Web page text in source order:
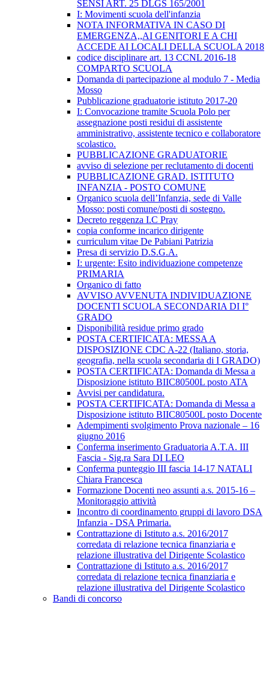
SENSI ART. 25 DLGS 165/2001
I: Movimenti scuola dell'infanzia
NOTA INFORMATIVA IN CASO DI
EMERGENZA,,AI GENITORI E A CHI
ACCEDE AI LOCALI DELLA SCUOLA 2018
codice disciplinare art. 13 CCNL 2016-18
COMPARTO SCUOLA
Domanda di partecipazione al modulo 7 - Media
Mosso
Pubblicazione graduatorie istituto 2017-20
I: Convocazione tramite Scuola Polo per
assegnazione posti residui di assistente
amministrativo, assistente tecnico e collaboratore
scolastico.
PUBBLICAZIONE GRADUATORIE
avviso di selezione per reclutamento di docenti
PUBBLICAZIONE GRAD. ISTITUTO
INFANZIA - POSTO COMUNE
Organico scuola dell’Infanzia, sede di Valle
Mosso: posti comune/posti di sostegno.
Decreto reggenza I.C Pray
copia conforme incarico dirigente
curriculum vitae De Pabiani Patrizia
Presa di servizio D.S.G.A.
I: urgente: Esito individuazione competenze
PRIMARIA
Organico di fatto
AVVISO AVVENUTA INDIVIDUAZIONE
DOCENTI SCUOLA SECONDARIA DI I°
GRADO
Disponibilità residue primo grado
POSTA CERTIFICATA: MESSA A
DISPOSIZIONE CDC A-22 (Italiano, storia,
geografia, nella scuola secondaria di I GRADO)
POSTA CERTIFICATA: Domanda di Messa a
Disposizione istituto BIIC80500L posto ATA
Avvisi per candidatura.
POSTA CERTIFICATA: Domanda di Messa a
Disposizione istituto BIIC80500L posto Docente
Adempimenti svolgimento Prova nazionale – 16
giugno 2016
Conferma inserimento Graduatoria A.T.A. III
Fascia - Sig.ra Sara DI LEO
Conferma punteggio III fascia 14-17 NATALI
Chiara Francesca
Formazione Docenti neo assunti a.s. 2015-16 –
Monitoraggio attività
Incontro di coordinamento gruppi di lavoro DSA
Infanzia - DSA Primaria.
Contrattazione di Istituto a.s. 2016/2017
corredata di relazione tecnica finanziaria e
relazione illustrativa del Dirigente Scolastico
Contrattazione di Istituto a.s. 2016/2017
corredata di relazione tecnica finanziaria e
relazione illustrativa del Dirigente Scolastico
Bandi di concorso